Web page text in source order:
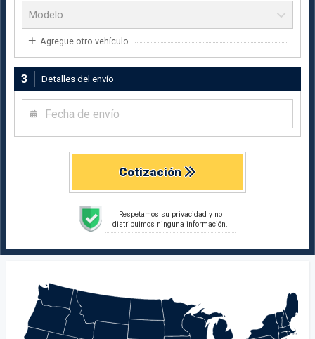
Agregue otro vehículo
3 Detalles del envío
Cotización
Respetamos su privacidad y no
distribuimos ninguna información.